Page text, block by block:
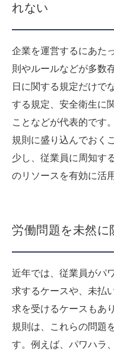
れない
企業を運営するにあた
則やルールなどが多数
日に関する規定だけで
する規定、安全衛生に
ことなどが代表的です
規則に盛り込んでおく
少し、従業員に周知す
のリソースを有効に活
労働問題を未然に
近年では、従業員がパ
求するケースや、未払
求を受けるケースもあ
規則は、これらの問題
す。例えば、パワハラ